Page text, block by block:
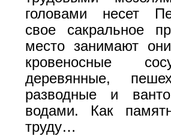
головами несет
свое сакральное
место занимают
кровеносные
деревянные,
разводные и
водами. Как
труду…